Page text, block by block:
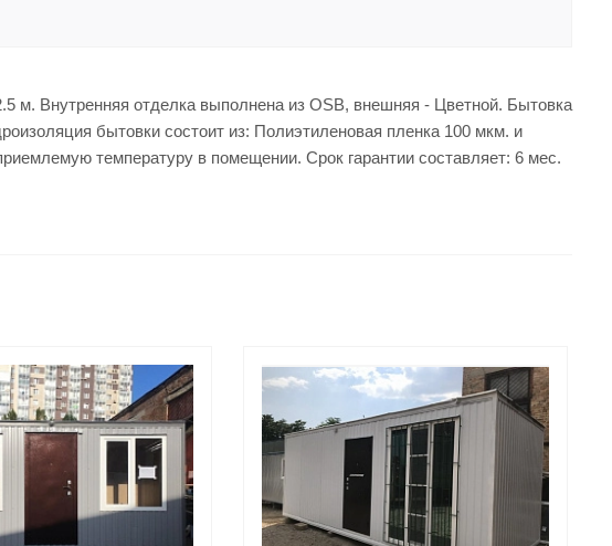
м. Внутренняя отделка выполнена из OSB, внешняя - Цветной. Бытовка
бытовки состоит из: Полиэтиленовая пленка 100 мкм. и
температуру в помещении. Срок гарантии составляет: 6 мес.